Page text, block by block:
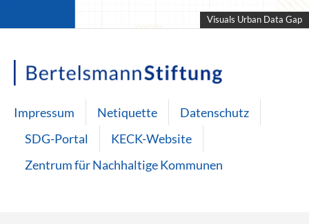
Visuals Urban Data Gap
Impressum Netiquette
Datenschutz
SDG-Portal
KECK-Website
Zentrum für Nachhaltige Kommunen